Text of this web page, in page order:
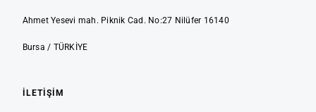
Ahmet Yesevi mah. Piknik Cad. No:27 Nilüfer 16140
Bursa / TÜRKİYE
İLETIŞIM